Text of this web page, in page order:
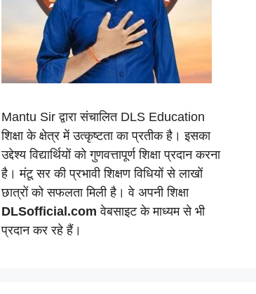
Mantu Sir द्वारा संचालित DLS Education
शिक्षा के क्षेत्र में उत्कृष्टता का प्रतीक है। इसका
उद्देश्य विद्यार्थियों को गुणवत्तापूर्ण शिक्षा प्रदान करना
है। मंटू सर की प्रभावी शिक्षण विधियों से लाखों
छात्रों को सफलता मिली है। वे अपनी शिक्षा
DLSofficial.com वेबसाइट के माध्यम से भी
प्रदान कर रहे हैं।